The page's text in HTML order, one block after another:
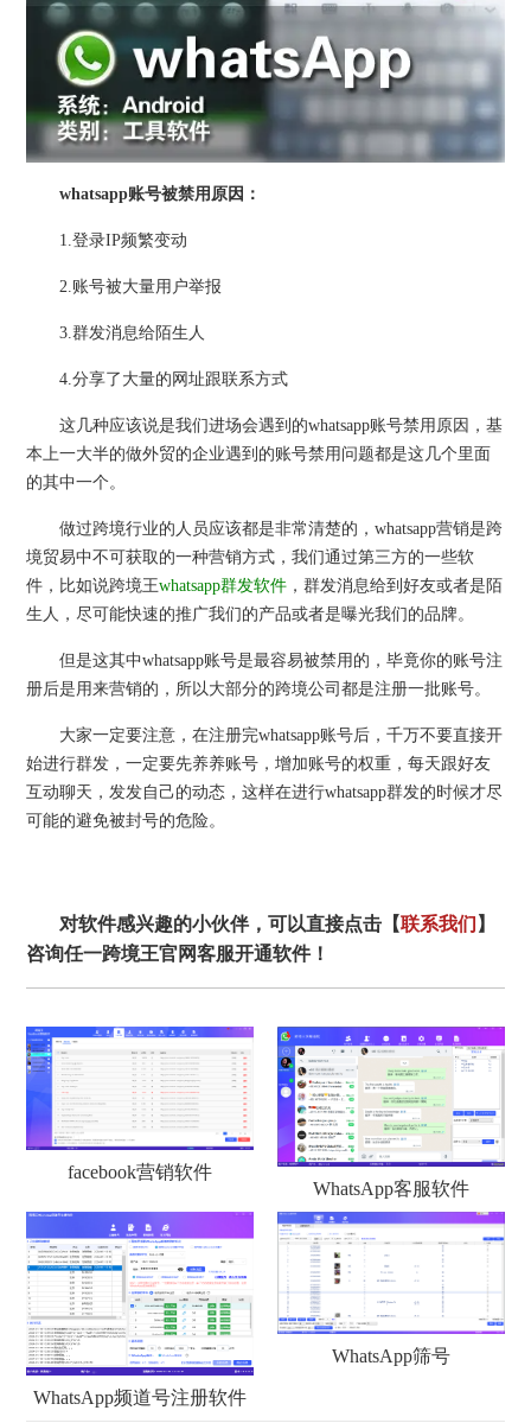
whatsapp账号被禁用原因：
1.登录IP频繁变动
2.账号被大量用户举报
3.群发消息给陌生人
4.分享了大量的网址跟联系方式
这几种应该说是我们进场会遇到的whatsapp账号禁用原因，基
本上一大半的做外贸的企业遇到的账号禁用问题都是这几个里面
的其中一个。
做过跨境行业的人员应该都是非常清楚的，whatsapp营销是跨
境贸易中不可获取的一种营销方式，我们通过第三方的一些软
件，比如说跨境王whatsapp群发软件 ，群发消息给到好友或者是陌
生人，尽可能快速的推广我们的产品或者是曝光我们的品牌。
但是这其中whatsapp账号是最容易被禁用的，毕竟你的账号注
册后是用来营销的，所以大部分的跨境公司都是注册一批账号。
大家一定要注意，在注册完whatsapp账号后，千万不要直接开
始进行群发，一定要先养养账号，增加账号的权重，每天跟好友
互动聊天，发发自己的动态，这样在进行whatsapp群发的时候才尽
可能的避免被封号的危险。
对软件感兴趣的小伙伴，可以直接点击【联系我们 】
咨询任一跨境王官网客服开通软件！
facebook营销软件
WhatsApp客服软件
WhatsApp频道号注册软件
WhatsApp筛号